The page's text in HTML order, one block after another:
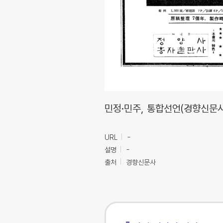
민정·민주, 통합선언(경향신문
URL
-
설명
-
출처
경향신문사